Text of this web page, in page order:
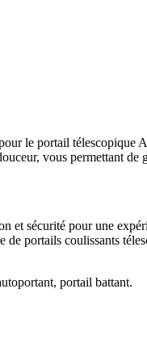
le portail télescopique
vous permettant de
sécurité pour une
portails coulissants
portail battant.